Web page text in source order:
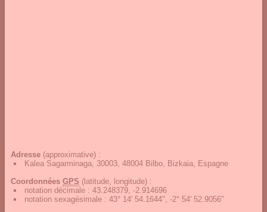
Adresse (approximative) :
Kalea Sagarminaga, 30003, 48004 Bilbo, Bizkaia, Espagne
Coordonnées GPS (latitude, longitude) :
notation décimale : 43.248379, -2.914696
notation sexagésimale : 43° 14' 54.1644", -2° 54' 52.9056"